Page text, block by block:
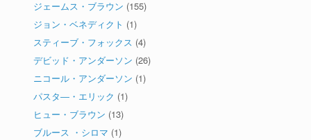
ジェームス・ブラウン (155)
ジョン・ベネディクト (1)
スティーブ・フォックス (4)
デビッド・アンダーソン (26)
ニコール・アンダーソン (1)
パスタ―・エリック (1)
ヒュー・ブラウン (13)
ブルース ・シロマ (1)